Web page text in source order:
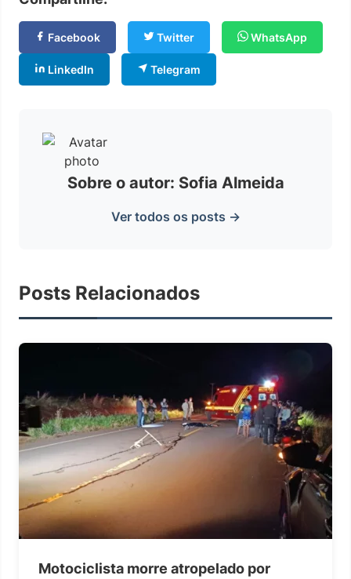
Facebook Twitter WhatsApp
LinkedIn Telegram
Sobre o autor: Sofia Almeida
Ver todos os posts →
Posts Relacionados
Motociclista morre atropelado por